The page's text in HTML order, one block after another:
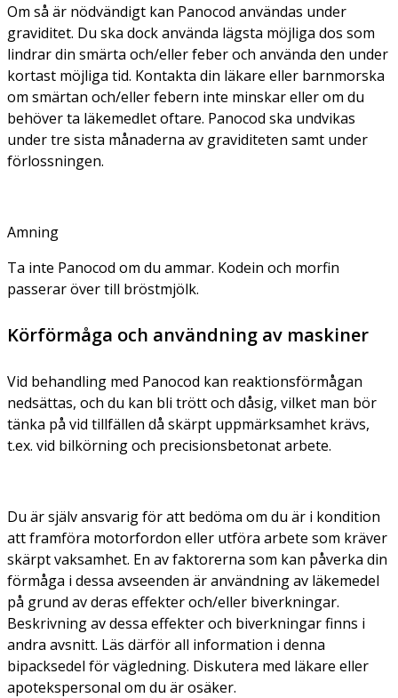
Om så är nödvändigt kan Panocod användas under
graviditet. Du ska dock använda lägsta möjliga dos som
lindrar din smärta och/eller feber och använda den under
kortast möjliga tid. Kontakta din läkare eller barnmorska
om smärtan och/eller febern inte minskar eller om du
behöver ta läkemedlet oftare. Panocod ska undvikas
under tre sista månaderna av graviditeten samt under
förlossningen.
Amning
Ta inte Panocod om du ammar. Kodein och morfin
passerar över till bröstmjölk.
Körförmåga och användning av maskiner
Vid behandling med Panocod kan reaktionsförmågan
nedsättas, och du kan bli trött och dåsig, vilket man bör
tänka på vid tillfällen då skärpt uppmärksamhet krävs,
t.ex. vid bilkörning och precisionsbetonat arbete.
Du är själv ansvarig för att bedöma om du är i kondition
att framföra motorfordon eller utföra arbete som kräver
skärpt vaksamhet. En av faktorerna som kan påverka din
förmåga i dessa avseenden är användning av läkemedel
på grund av deras effekter och/eller biverkningar.
Beskrivning av dessa effekter och biverkningar finns i
andra avsnitt. Läs därför all information i denna
bipacksedel för vägledning. Diskutera med läkare eller
apotekspersonal om du är osäker.